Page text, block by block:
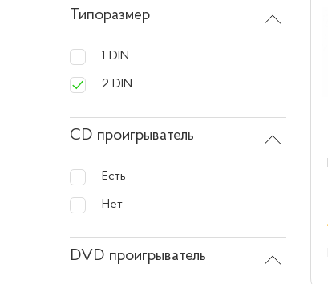
Типоразмер
1 DIN
2 DIN
CD проигрыватель
Есть
Нет
DVD проигрыватель